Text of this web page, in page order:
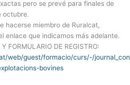
pero se prevé para finales de
octubre.
hacerse miembro de Ruralcat,
enlace que indicamos más adelante.
FORMULARIO DE REGISTRO:
web/guest/formacio/curs/-/
bovines